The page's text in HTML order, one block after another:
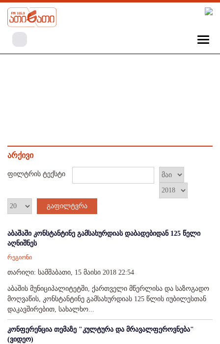
არქივი
ფილტრის ტექსტი
გაფილტვრა
აბაშაში კონსტანტინე გამსახურდიას დაბადებიდან 125 წელი
აღნიშნეს
რეგიონი
თარიღი: სამშაბათი, 15 მაისი 2018 22:54
აბაშის მუნიციპალიტეტში, ქართველი მწერლისა და საზოგადო
მოღვაწის, კონსტანტინე გამსახურდიას 125 წლის იუბილესთან
დაკავშირებით, სახალხო...
კონფერენცია თემაზე "კულტურა და მრავალფეროვნება"
(ვიდეო)